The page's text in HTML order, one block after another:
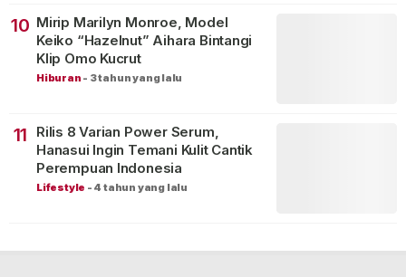
10 Mirip Marilyn Monroe, Model
Keiko “Hazelnut” Aihara Bintangi
Klip Omo Kucrut
Hiburan - 3 tahun yang lalu
11
Rilis 8 Varian Power Serum,
Hanasui Ingin Temani Kulit Cantik
Perempuan Indonesia
Lifestyle - 4 tahun yang lalu